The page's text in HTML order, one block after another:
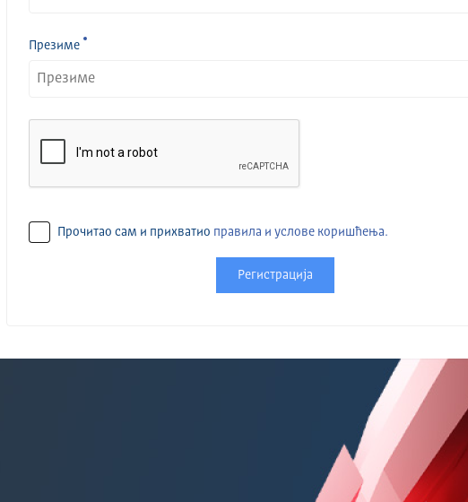
Презиме
Прочитао сам и прихватио правила и услове коришћења.
Регистрација